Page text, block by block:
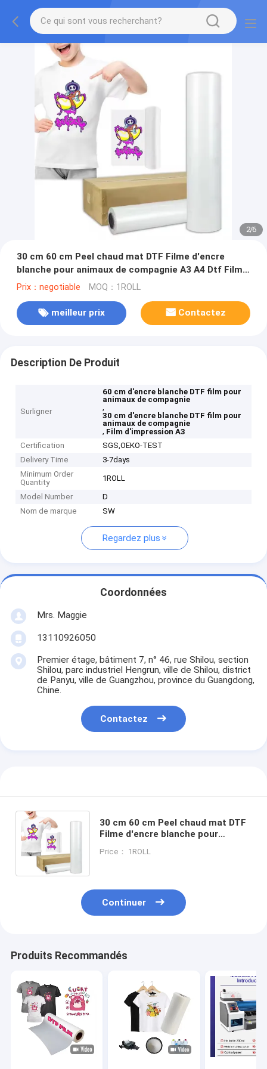
2/6
30 cm 60 cm Peel chaud mat DTF Filme d'encre
blanche pour animaux de compagnie A3 A4 Dtf Film
d'impression
Prix：negotiable MOQ：1ROLL
meilleur prix Contactez
Description De Produit
Surligner
60 cm d'encre blanche DTF film pour
animaux de compagnie
,
30 cm d'encre blanche DTF film pour
animaux de compagnie
, Film d'impression A3
Certification
SGS,OEKO-TEST
Delivery Time
3-7days
Minimum Order
Quantity
1ROLL
Model Number
D
Nom de marque
SW
Regardez plus
Coordonnées
Mrs. Maggie
13110926050
Premier étage, bâtiment 7, n° 46, rue Shilou, section
Shilou, parc industriel Hengrun, ville de Shilou, district
de Panyu, ville de Guangzhou, province du Guangdong,
Chine.
Contactez
30 cm 60 cm Peel chaud mat DTF
Filme d'encre blanche pour
Film d'impression
Price： 1ROLL
Continuer
Produits Recommandés